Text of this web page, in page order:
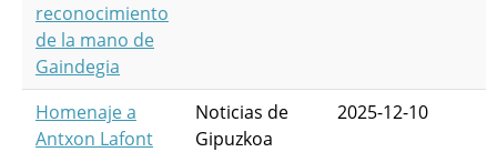
reconocimiento
de la mano de
Gaindegia
Homenaje a
Antxon Lafont
Noticias de
Gipuzkoa
2025-12-10